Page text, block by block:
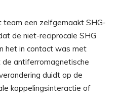
team een ​​zelfgemaakt SHG-
de niet-reciprocale SHG
het in contact was met
antiferromagnetische
duidt op de
koppelingsinteractie of